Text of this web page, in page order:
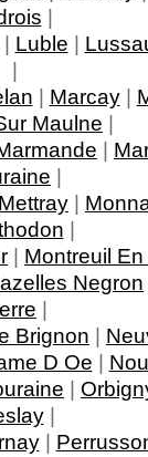
|
| Luble |
|
| Marcay|
Maulne |
|
|
Mettray |
|
| Montreuil
Negron
|
Brignon |
D Oe |
|
|
|